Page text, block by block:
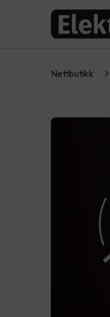
Nettbutikk